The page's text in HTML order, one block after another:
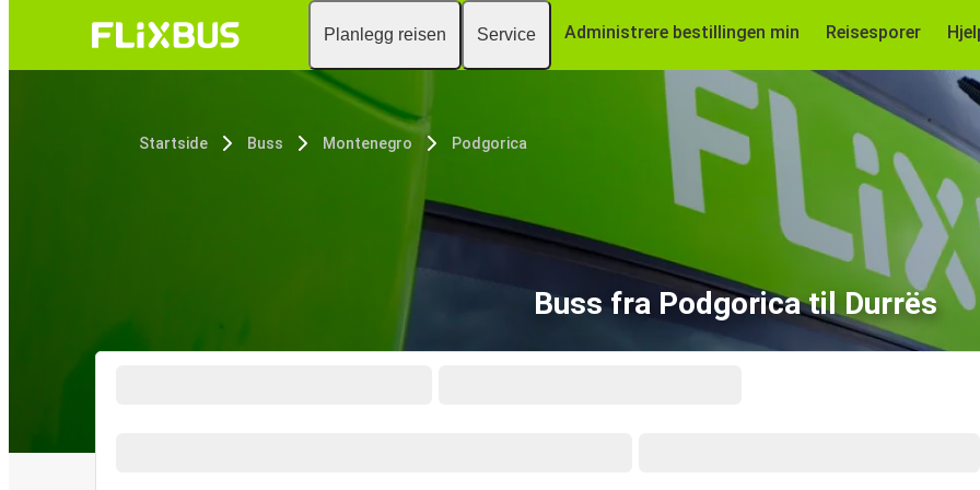
Planlegg reisen Service Administrere bestillingen min Reisesporer
Startside Buss Montenegro Podgorica
Buss fra Podgorica til Durrës